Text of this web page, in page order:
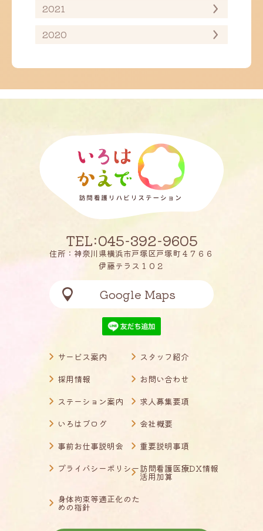
2021
2020
TEL:045-392-9605
住所：神奈川県横浜市戸塚区戸塚町４７６６
伊藤テラス１０２
Google Maps
サービス案内
スタッフ紹介
採用情報
お問い合わせ
ステーション案内
求人募集要項
いろはブログ
会社概要
事前お仕事説明会
重要説明事項
プライバシーポリシー訪問看護医療DX情報
活用加算
身体拘束等適正化のた
めの指針